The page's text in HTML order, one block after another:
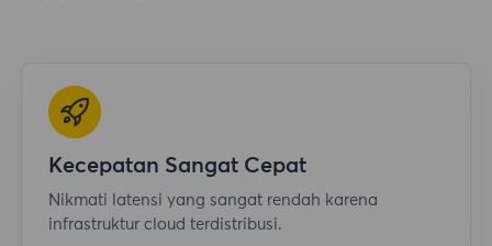
Kecepatan Sangat Cepat
Nikmati latensi yang sangat rendah karena
infrastruktur cloud terdistribusi.